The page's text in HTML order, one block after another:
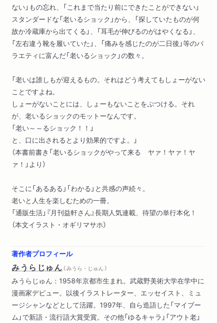
ない」もの忘れ、「これまで当たり前にできたことができない」
スタンダードな「老いるショック」から、「探していたものが何
故か冷蔵庫から出てくる」、「耳毛が伸びるのがはやくなる」、
「左右違う靴を履いていた」、「痛みを感じたのが二日後」等のバ
ラエティに富んだ「老いるショック」の数々。
「老いは誰しもが迎えるもの。それはどう考えてもしょーがない
ことですよね。
しょーがないことには、しょーもないことをぶつける。それ
が、老いるショックのモットーなんです。
「老い～～るショック！！」
と、口に出されるとより効果的ですよ。」
（本書前書き「老いるショックがやって来る ヤァ！ヤァ！ヤ
ァ！」より）
そこに「あるある」「わかる」と共感の声続々。
老いと人生を楽しむための一冊。
「通販生活」『月刊益軒さん』長期人気連載、待望の単行本化！
（本文イラスト・オギリマサホ）
著作者プロフィール
みうらじゅん （ みうら・じゅん ）
みうらじゅん：1958年京都市生まれ。武蔵野美術大学在学中に
漫画家デビュー。以後イラストレーター、エッセイスト、ミュ
ージシャンなどとして活躍。1997年、自ら造語した「マイブー
ム」で新語・流行語大賞受賞。その他「ゆるキャラ」「アウト老」